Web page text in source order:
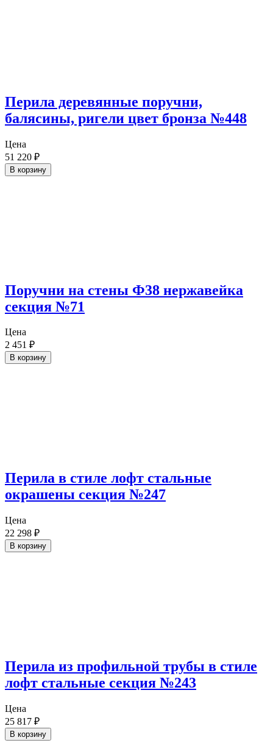
Перила деревянные поручни,
балясины, ригели цвет бронза №448
Цена
51 220 ₽
В корзину
Поручни на стены Ф38 нержавейка
секция №71
Цена
2 451 ₽
В корзину
Перила в стиле лофт стальные
окрашены секция №247
Цена
22 298 ₽
В корзину
Перила из профильной трубы в стиле
лофт стальные секция №243
Цена
25 817 ₽
В корзину